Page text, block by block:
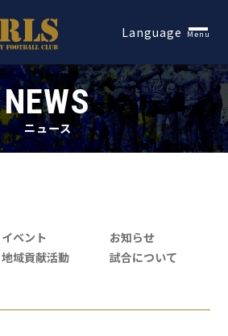
Language Menu
NEWS
ニュース
イベント
お知らせ
地域貢献活動 試合について